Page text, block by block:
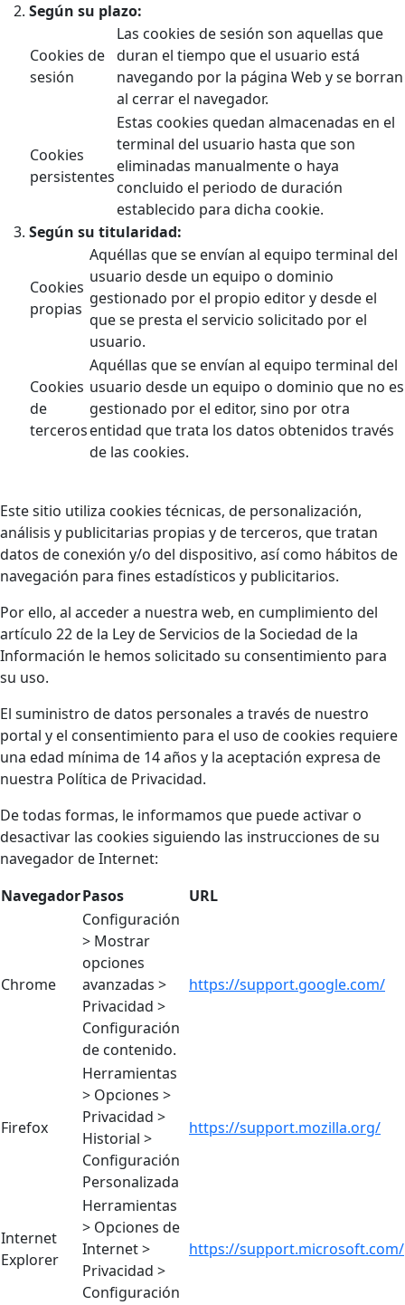
Según su plazo:
Cookies de
sesión
Las cookies de sesión son aquellas que
duran el tiempo que el usuario está
navegando por la página Web y se borran
al cerrar el navegador.
Cookies
persistentes
Estas cookies quedan almacenadas en el
terminal del usuario hasta que son
eliminadas manualmente o haya
concluido el periodo de duración
establecido para dicha cookie.
Según su titularidad:
Cookies
propias
Aquéllas que se envían al equipo terminal del
usuario desde un equipo o dominio
gestionado por el propio editor y desde el
que se presta el servicio solicitado por el
usuario.
Cookies
de
terceros
Aquéllas que se envían al equipo terminal del
usuario desde un equipo o dominio que no es
gestionado por el editor, sino por otra
entidad que trata los datos obtenidos través
de las cookies.
Este sitio utiliza cookies técnicas, de personalización,
análisis y publicitarias propias y de terceros, que tratan
datos de conexión y/o del dispositivo, así como hábitos de
navegación para fines estadísticos y publicitarios.
Por ello, al acceder a nuestra web, en cumplimiento del
artículo 22 de la Ley de Servicios de la Sociedad de la
Información le hemos solicitado su consentimiento para
su uso.
El suministro de datos personales a través de nuestro
portal y el consentimiento para el uso de cookies requiere
una edad mínima de 14 años y la aceptación expresa de
nuestra Política de Privacidad.
De todas formas, le informamos que puede activar o
desactivar las cookies siguiendo las instrucciones de su
navegador de Internet:
NavegadorPasos URL
Chrome
Configuración
> Mostrar
opciones
avanzadas >
Privacidad >
Configuración
de contenido.
https://support.google.com/
Firefox
Herramientas
> Opciones >
Privacidad >
Historial >
Configuración
Personalizada
https://support.mozilla.org/
Internet
Explorer
Herramientas
> Opciones de
Internet >
Privacidad >
Configuración
https://support.microsoft.com/